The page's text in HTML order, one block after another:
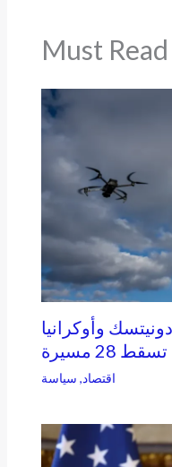
Must Read
وأوكرانيا
تسقط 28 مسيرة
اقتصاد, سياسة